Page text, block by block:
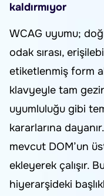
kaldırmıyor
WCAG uyumu;
odak sırası,
etiketlenmiş form
klavyeyle tam
uyumluluğu gibi
kararlarına
mevcut DOM’un
ekleyerek çalışır.
hiyerarşideki